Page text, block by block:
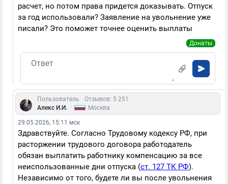
расчет, но потом права придется доказывать. Отпуск
за год использовали? Заявление на увольнение уже
писали? Это поможет точнее оценить выплаты
Донаты
Пользователь
Отзывов: 5 251
Алекс И.И.
Москва
29.05.2026, 15:11 мск
Здравствуйте. Согласно Трудовому кодексу РФ, при
расторжении трудового договора работодатель
обязан выплатить работнику компенсацию за все
неиспользованные дни отпуска (ст. 127 ТК РФ).
Независимо от того, будете ли вы после увольнения